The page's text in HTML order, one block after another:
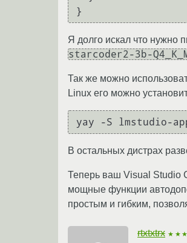
}
Я долго искал что нужно
starcoder2-3b-
Так же можно
Linux его можно
В остальных дистрах
Теперь ваш Visual Studio
мощные функции
простым и гибким,
rtxtxtrx ★★★